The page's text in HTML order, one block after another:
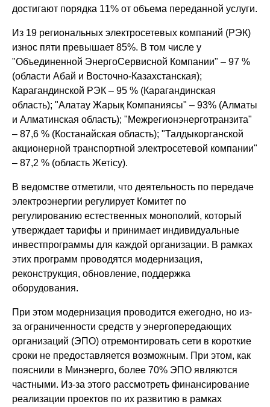
достигают порядка 11% от объема переданной услуги.
Из 19 региональных электросетевых компаний (РЭК)
износ пяти превышает 85%. В том числе у
"Объединенной ЭнергоСервисной Компании" – 97 %
(области Абай и Восточно-Казахстанская);
Карагандинской РЭК – 95 % (Карагандинская
область); "Алатау Жарық Компаниясы" – 93% (Алматы
и Алматинская область); "Межрегионэнерготранзита"
– 87,6 % (Костанайская область); "Талдыкорганской
акционерной транспортной электросетевой компании"
– 87,2 % (область Жетісу).
В ведомстве отметили, что деятельность по передаче
электроэнергии регулирует Комитет по
регулированию естественных монополий, который
утверждает тарифы и принимает индивидуальные
инвестпрограммы для каждой организации. В рамках
этих программ проводятся модернизация,
реконструкция, обновление, поддержка
оборудования.
При этом модернизация проводится ежегодно, но из-
за ограниченности средств у энергопередающих
организаций (ЭПО) отремонтировать сети в короткие
сроки не предоставляется возможным. При этом, как
пояснили в Минэнерго, более 70% ЭПО являются
частными. Из-за этого рассмотреть финансирование
реализации проектов по их развитию в рамках